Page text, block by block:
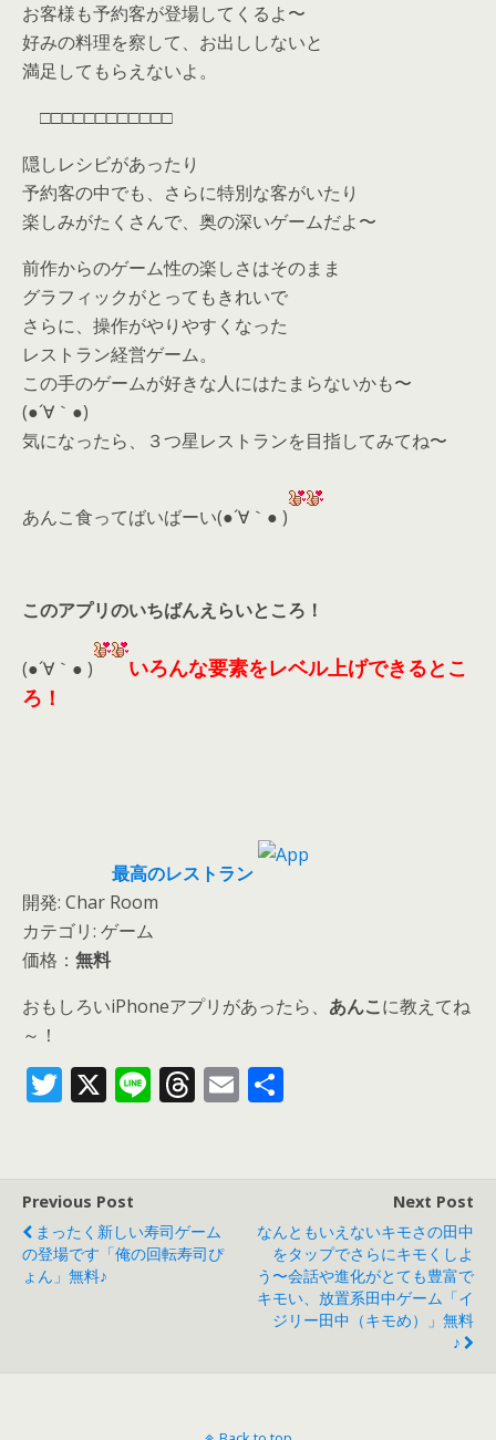
お客様も予約客が登場してくるよ〜
好みの料理を察して、お出ししないと
満足してもらえないよ。
□□□□□□□□□□□□
隠しレシビがあったり
予約客の中でも、さらに特別な客がいたり
楽しみがたくさんで、奥の深いゲームだよ〜
前作からのゲーム性の楽しさはそのまま
グラフィックがとってもきれいで
さらに、操作がやりやすくなった
レストラン経営ゲーム。
この手のゲームが好きな人にはたまらないかも〜
(●´∀｀●)
気になったら、３つ星レストランを目指してみてね〜
あんこ食ってばいばーい(●´∀｀● )
このアプリのいちばんえらいところ！
(●´∀｀● )
いろんな要素をレベル上げできるとこ
ろ！
最高のレストラン
開発: Char Room
カテゴリ: ゲーム
価格： 無料
おもしろいiPhoneアプリがあったら、 あんこに教えてね
～！
T
er
X Li T
d
s
E
Previous Post
まったく新しい寿司ゲーム
の登場です「俺の回転寿司ぴ
ょん」無料♪
Next Post
なんともいえないキモさの田中
をタップでさらにキモくしよ
う〜会話や進化がとても豊富で
キモい、放置系田中ゲーム「イ
ジリー田中（キモめ）」無料
♪